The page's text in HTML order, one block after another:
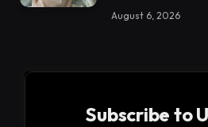
August 6, 2026
Subscribe to